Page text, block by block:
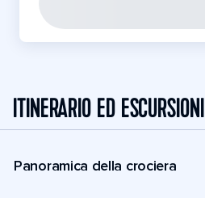
ITINERARIO ED ESCURSIONI
Panoramica della crociera